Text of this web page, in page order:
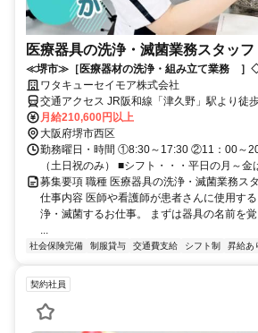
医療器具の洗浄・滅菌業務スタッフ
≪堺市≫［医療器材の洗浄・組み立て業務 ］
性スタッフ活躍中◇
ワタキューセイモア株式会社
交通アクセス JR阪和線「津久野」駅より徒
月給210,600円以上
大阪府堺市西区
勤務曜日・時間 ①8:30～17:30 ②11：00～
（土日祝のみ） ■シフト・・・平日の月～
募集要項 職種 医療器具の洗浄・滅菌業務ス
仕事内容 医師や看護師が患者さんに使用す
浄・滅菌するお仕事。 まずは器具の名前を
...
社会保険完備 制服貸与 交通費支給 シフト制 昇給あ
契約社員